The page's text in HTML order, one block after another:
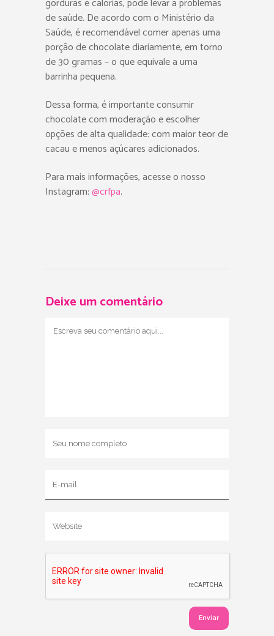
de saúde. De acordo com o Ministério da
Saúde, é recomendável comer apenas uma
porção de chocolate diariamente, em torno
de 30 gramas – o que equivale a uma
barrinha pequena.
Dessa forma, é importante consumir
chocolate com moderação e escolher
opções de alta qualidade: com maior teor de
cacau e menos açúcares adicionados.
Para mais informações, acesse o nosso
Instagram:@crfpa.
Deixe um comentário